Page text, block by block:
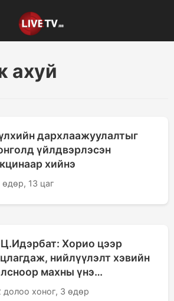
ахуй
дархлаажуулалтыг
үйлдвэрлэсэн
хийнэ
өдөр, 13 цаг
Хорио цээр
нийлүүлэлт хэвийн
махны үнэ
хүлээлттэй байна
долоо хоног, 3 өдөр